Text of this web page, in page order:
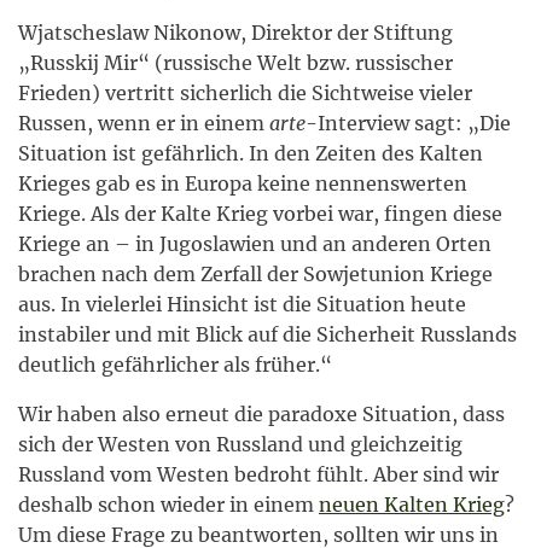
Wjatscheslaw Nikonow, Direktor der Stiftung
„Russkij Mir“ (russische Welt bzw. russischer
Frieden) vertritt sicherlich die Sichtweise vieler
Russen, wenn er in einem arte-Interview sagt: „Die
Situation ist gefährlich. In den Zeiten des Kalten
Krieges gab es in Europa keine nennenswerten
Kriege. Als der Kalte Krieg vorbei war, fingen diese
Kriege an – in Jugoslawien und an anderen Orten
brachen nach dem Zerfall der Sowjetunion Kriege
aus. In vielerlei Hinsicht ist die Situation heute
instabiler und mit Blick auf die Sicherheit Russlands
deutlich gefährlicher als früher.“
Wir haben also erneut die paradoxe Situation, dass
sich der Westen von Russland und gleichzeitig
Russland vom Westen bedroht fühlt. Aber sind wir
deshalb schon wieder in einem neuen Kalten Krieg?
Um diese Frage zu beantworten, sollten wir uns in